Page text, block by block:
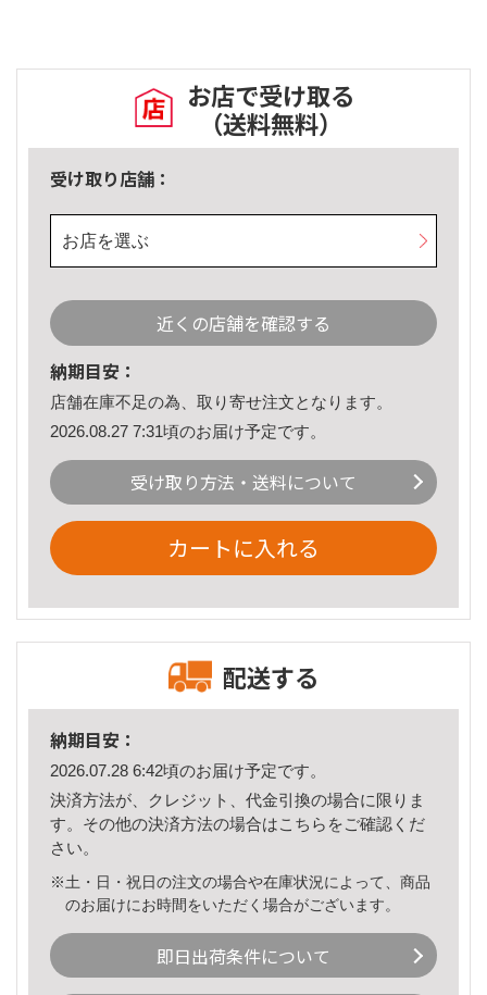
お店で受け取る
（送料無料）
受け取り店舗：
お店を選ぶ
近くの店舗を確認する
納期目安：
店舗在庫不足の為、取り寄せ注文となります。
2026.08.27 7:31頃のお届け予定です。
受け取り方法・送料について
カートに入れる
配送する
納期目安：
2026.07.28 6:42頃のお届け予定です。
決済方法が、クレジット、代金引換の場合に限りま
す。その他の決済方法の場合はこちら をご確認くだ
さい。
※土・日・祝日の注文の場合や在庫状況によって、商品
のお届けにお時間をいただく場合がございます。
即日出荷条件について